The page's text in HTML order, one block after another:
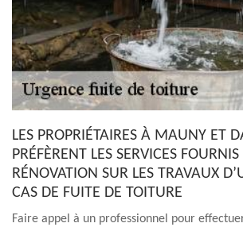
LES PROPRIÉTAIRES À MAUNY ET
PRÉFÈRENT LES SERVICES FOURNIS
RÉNOVATION SUR LES TRAVAUX
CAS DE FUITE DE TOITURE
Faire appel à un professionnel pour